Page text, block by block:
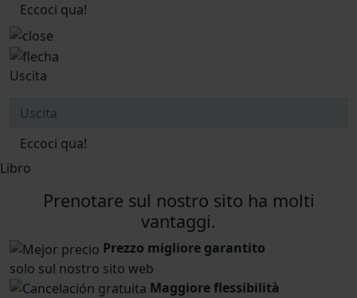
Eccoci qua!
Uscita
Eccoci qua!
Libro
Prenotare sul nostro sito ha molti
vantaggi.
Prezzo migliore garantito
solo sul nostro sito web
Maggiore flessibilità